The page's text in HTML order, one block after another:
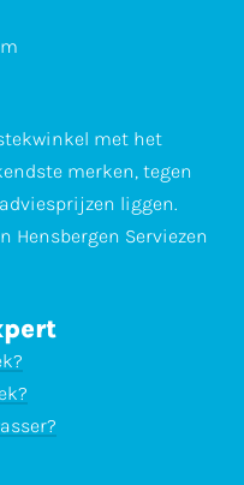
met het
merken, tegen
liggen.
Hensbergen Serviezen